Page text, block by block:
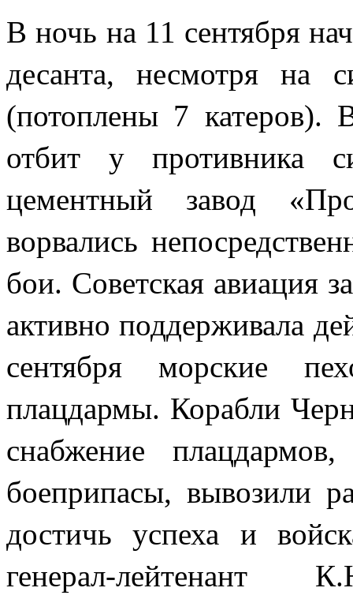
В ночь на 11 сентября
десанта, несмотря на
(потоплены 7
отбит у противника
цементный завод
ворвались
бои. Советская авиация
активно поддерживала
сентября морские
плацдармы. Корабли
снабжение
боеприпасы, вывозили
достичь успеха и
генерал-лейтенант